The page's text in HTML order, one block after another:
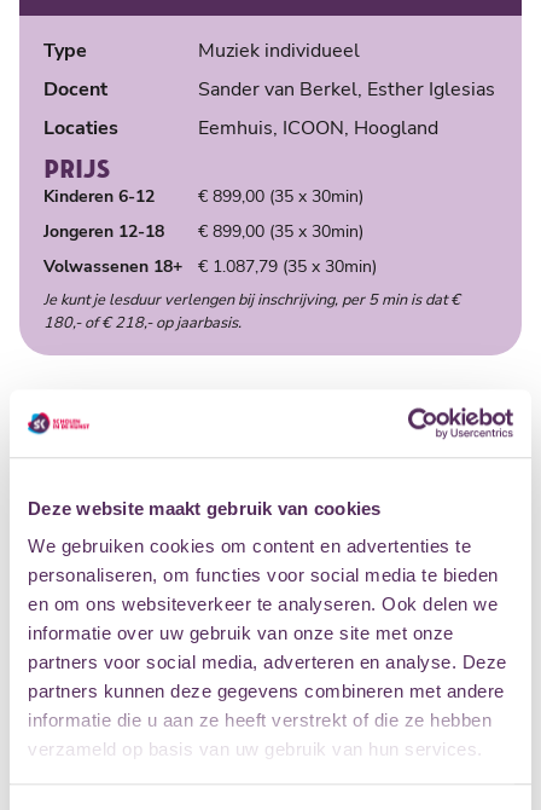
Deze website maakt gebruik van cookies
We gebruiken cookies om content en advertenties te
personaliseren, om functies voor social media te bieden
en om ons websiteverkeer te analyseren. Ook delen we
informatie over uw gebruik van onze site met onze
partners voor social media, adverteren en analyse. Deze
partners kunnen deze gegevens combineren met andere
informatie die u aan ze heeft verstrekt of die ze hebben
verzameld op basis van uw gebruik van hun services.
Type
Muziek individueel
Docent
Sander van Berkel, Esther Iglesias
Locaties
Eemhuis, ICOON, Hoogland
PRIJS
Kinderen 6-12
€ 899,00 (35 x 30min)
Jongeren 12-18
€ 899,00 (35 x 30min)
Volwassenen 18+
€ 1.087,79 (35 x 30min)
Je kunt je lesduur verlengen bij inschrijving, per 5 min is dat €
180,- of € 218,- op jaarbasis.
ALLES WAT JE MOET WETEN OVER
MUZIEKLES BIJ ONS
WAT KOST MUZIEKLES?
KAN IK EEN INSTRUMENT HUREN?